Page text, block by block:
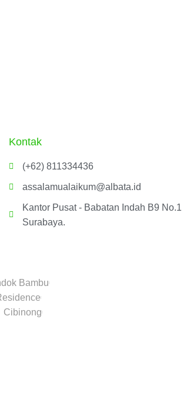
Kontak
(+62) 811334436
assalamualaikum@albata.id
Kantor Pusat - Babatan Indah B9 No.1
Surabaya.
Bambu
Cibinong